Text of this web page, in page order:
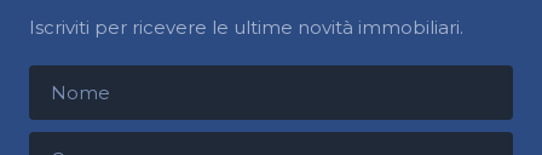
Iscriviti per ricevere le ultime novità immobiliari.
Nome
Cognome